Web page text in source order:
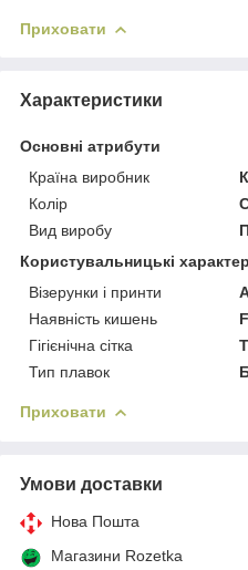
Приховати
Характеристики
Основні атрибути
Країна виробник
Колір
Вид виробу
Користувальницькі
Візерунки і принти
Наявність кишень
Гігієнічна сітка
Тип плавок
Приховати
Умови доставки
Нова Пошта
Магазини Rozetka